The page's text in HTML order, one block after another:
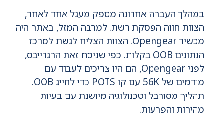
במהלך העברה אחרונה מספק מעגל אחד לאחר,
הצוות חווה הפסקת רשת. למרבה המזל, באתר היה
מכשיר Opengear. הצוות הצליח לגשת למרכז
הנתונים OOB בקלות. כפי שניסח זאת הרגרייבס,
לפני Opengear, הם היו צריכים לעבוד עם
מודמים של 56K עם קו POTS כדי לחייג OOB.
תהליך מסורבל וטכנולוגיה מיושנת עם בעיות
מהירות והפרעות.